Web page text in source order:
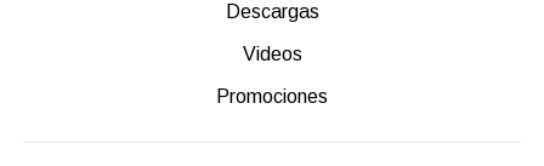
Descargas
Videos
Promociones